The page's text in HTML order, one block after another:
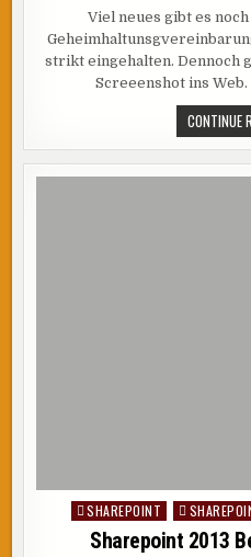
Viel neues gibt es
strikt eingehalten. Dennoch
Screeenshot ins
CONTINUE
Posted
SHAREPOINT
Sharepoint 2013